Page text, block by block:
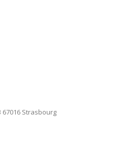
67016 Strasbourg